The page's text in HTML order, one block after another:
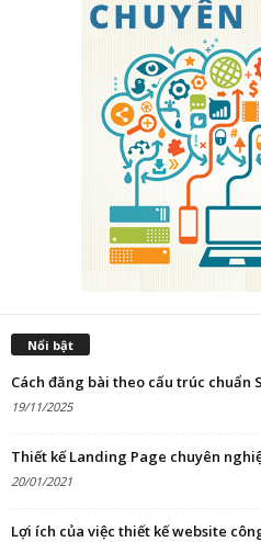
Nổi bật
Cách đăng bài theo cấu trúc chuẩn
19/11/2025
Thiết kế Landing Page chuyên
20/01/2021
Lợi ích của việc thiết kế website